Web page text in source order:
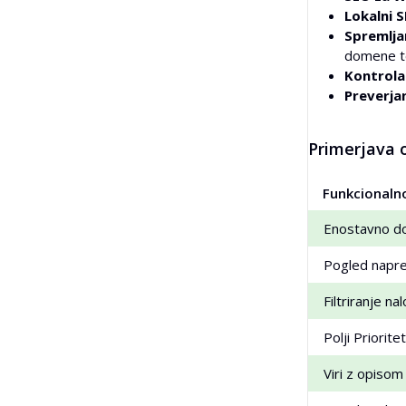
Lokalni
domene
Primerjava
Enostavno
Pogled
Filtriranje
Polji
Viri z